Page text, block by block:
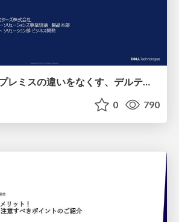
クラウドとオンプレミスの違いをなくす、デルテクノロジーズのAzureStackHCI
0 790